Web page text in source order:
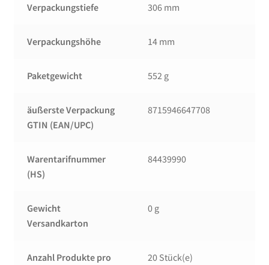
Verpackungstiefe 306 mm
Verpackungshöhe 14 mm
Paketgewicht 552 g
äußerste Verpackung
GTIN (EAN/UPC)
8715946647708
Warentarifnummer
(HS)
84439990
Gewicht
Versandkarton
0 g
Anzahl Produkte pro
20 Stück(e)